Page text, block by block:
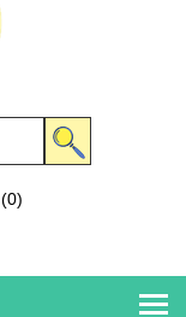
(0)